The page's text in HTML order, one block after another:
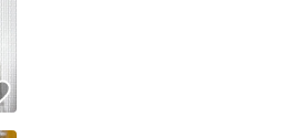
ているものではありません
で24時間以内＆設定した発送日数内に発送してい
24時間以内に発送しています
いいね！